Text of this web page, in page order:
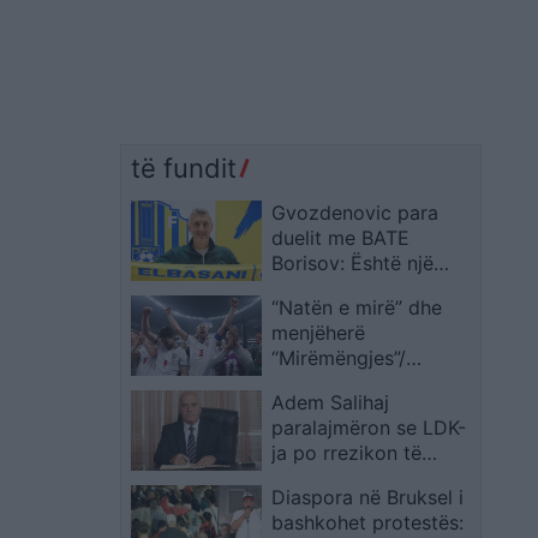
të fundit
Gvozdenovic para
duelit me BATE
Borisov: Është një
Elbasani do të japë
maksimumin për një
rezultat pozitiv
“Natën e mirë” dhe
menjëherë
“Mirëmëngjes”/
Anglinë pas triumfit
në Kupën e Botës
2026
Adem Salihaj
paralajmëron se LDK-
ja po rrezikon të
shkatërrimit
Diaspora në Bruksel i
bashkohet protestës: